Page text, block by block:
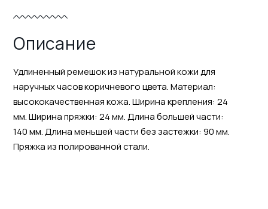
Описание
Удлиненный ремешок из натуральной кожи для
наручных часов коричневого цвета. Материал:
высококачественная кожа. Ширина крепления: 24
мм. Ширина пряжки: 24 мм. Длина большей части:
140 мм. Длина меньшей части без застежки: 90 мм.
Пряжка из полированной стали.